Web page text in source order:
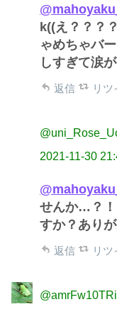
k((え？？？
ゃめちゃバ
しすぎて涙
返信 リツ
2021-11-30
せんか…？！
すか？あり
返信 リツ